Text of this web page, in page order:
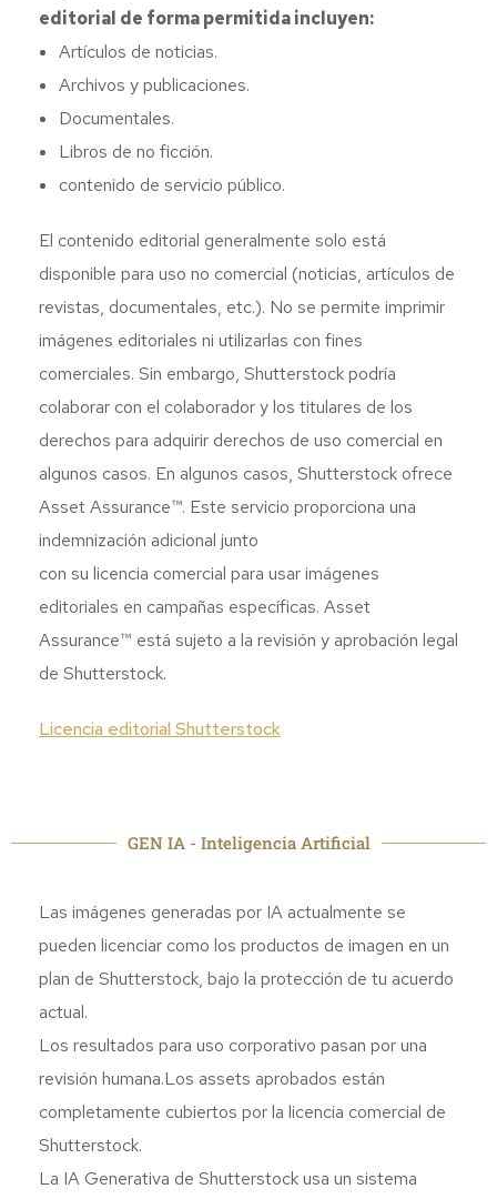
editorial de forma permitida incluyen:
Artículos de noticias.
Archivos y publicaciones.
Documentales.
Libros de no ficción.
contenido de servicio público.
El contenido editorial generalmente solo está
disponible para uso no comercial (noticias, artículos de
revistas, documentales, etc.). No se permite imprimir
imágenes editoriales ni utilizarlas con fines
comerciales. Sin embargo, Shutterstock podría
colaborar con el colaborador y los titulares de los
derechos para adquirir derechos de uso comercial en
algunos casos. En algunos casos, Shutterstock ofrece
Asset Assurance™. Este servicio proporciona una
indemnización adicional junto
con su licencia comercial para usar imágenes
editoriales en campañas específicas. Asset
Assurance™ está sujeto a la revisión y aprobación legal
de Shutterstock.
Licencia editorial Shutterstock
GEN IA - Inteligencia Artificial
Las imágenes generadas por IA actualmente se
pueden licenciar como los productos de imagen en un
plan de Shutterstock, bajo la protección de tu acuerdo
actual.
Los resultados para uso corporativo pasan por una
revisión humana.Los assets aprobados están
completamente cubiertos por la licencia comercial de
Shutterstock.
La IA Generativa de Shutterstock usa un sistema